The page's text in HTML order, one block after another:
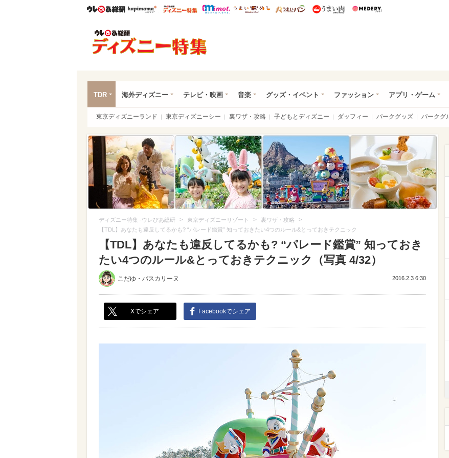
ウレぴあ総研ハピママ* ウレぴあ総研 ディズニー特集
mimot. うまいめし うまいパン うまい肉
TDR 海外ディズニー テレビ・映画 音楽 グッズ・イベント ファッション アプリ・ゲーム
東京ディズニーランド 東京ディズニーシー 裏ワザ・攻略 子どもとディズニー ダッフィー パークグッズ パークグ
ディズニー特集 -ウレぴあ総研 > 東京ディズニーリゾート > 裏ワザ・攻略 >
【TDL】あなたも違反してるかも? “パレード鑑賞” 知っておきたい4つのルール&とっておきテクニック
【TDL】あなたも違反してるかも? “パレード鑑賞” 知っておき
たい4つのルール&とっておきテクニック（写真 4/32）
こだゆ・パスカリーヌ 2016.2.3 6:30
Xでシェア Facebookでシェア